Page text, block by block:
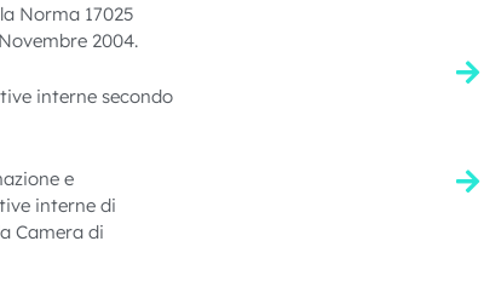
Norma 17025
2004.
interne secondo
e
interne di
Camera di